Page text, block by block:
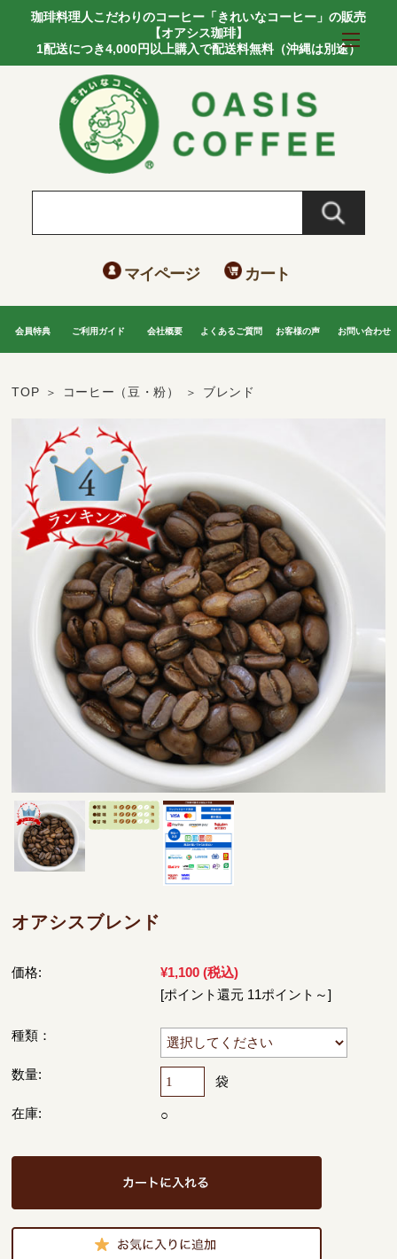
珈琲料理人こだわりのコーヒー「きれいなコーヒー」の販売
【オアシス珈琲】
1配送につき4,000円以上購入で配送料無料（沖縄は別途）
マイページ カート
会員特典 ご利用ガイド 会社概要 よくあるご質問 お客様の声 お問い合わせ
TOP コーヒー（豆・粉） ブレンド
オアシスブレンド
価格: ¥1,100 (税込)
[ポイント還元 11ポイント～]
種類：
数量: 袋
在庫: ○